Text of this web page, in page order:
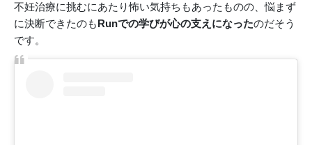
不妊治療に挑むにあたり怖い気持ちもあったものの、悩まず
に決断できたのもRunでの学びが心の支えになったのだそう
です。